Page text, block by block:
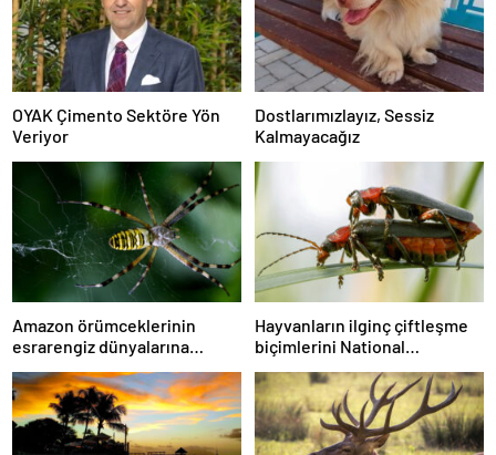
OYAK Çimento Sektöre Yön
Veriyor
Dostlarımızlayız, Sessiz
Kalmayacağız
Amazon örümceklerinin
esrarengiz dünyalarına
gitmeye hazır olun.
Hayvanların ilginç çiftleşme
biçimlerini National
Geographic görüntüledi.